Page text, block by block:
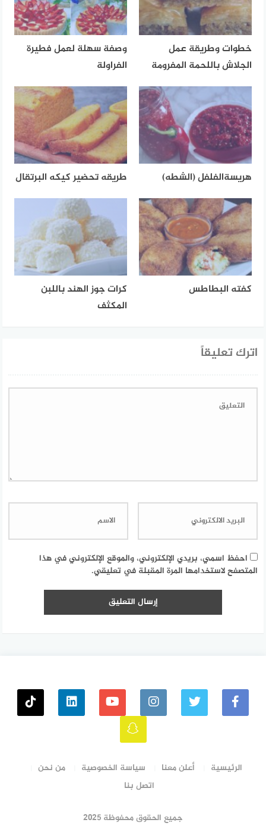
خطوات وطريقة عمل
الجلاش باللحمة المفرومة
وصفة سهلة لعمل فطيرة
الفراولة
هريسةالفلفل (الشطه) طريقه تحضير كيكه البرتقال
كفته البطاطس
كرات جوز الهند باللبن
المكثف
اترك تعليقاً
احفظ اسمي، بريدي الإلكتروني، والموقع الإلكتروني في هذا
المتصفح لاستخدامها المرة المقبلة في تعليقي.
الرئيسية أعلن معنا سياسة الخصوصية
من نحن
اتصل بنا
جميع الحقوق محفوظة ٢٠٢٥